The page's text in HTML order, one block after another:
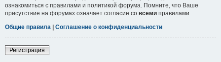
ознакомиться с правилами и политикой форума. Помните, что Ваше
присутствие на форумах означает согласие со всеми правилами.
Общие правила | Соглашение о конфиденциальности
Регистрация